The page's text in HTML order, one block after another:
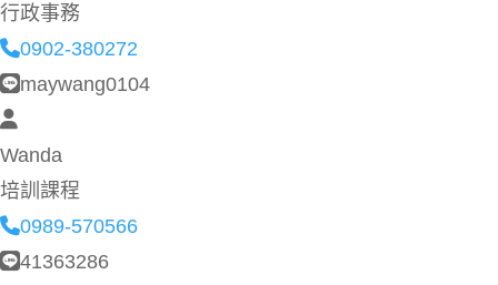
行政事務
0902-380272
maywang0104
Wanda
培訓課程
0989-570566
41363286